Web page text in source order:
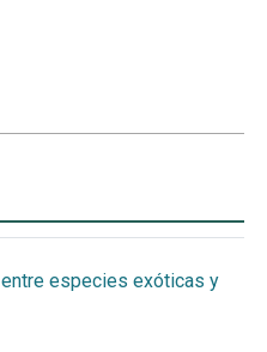
especies exóticas y